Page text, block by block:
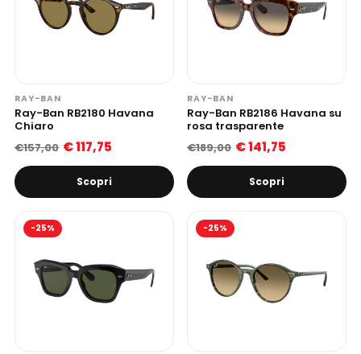
RAY-BAN
Ray-Ban RB2180 Havana
Chiaro
€157,00 € 117,75
Scopri
RAY-BAN
Ray-Ban RB2186 Havana su
rosa trasparente
€189,00 € 141,75
Scopri
-25% -25%